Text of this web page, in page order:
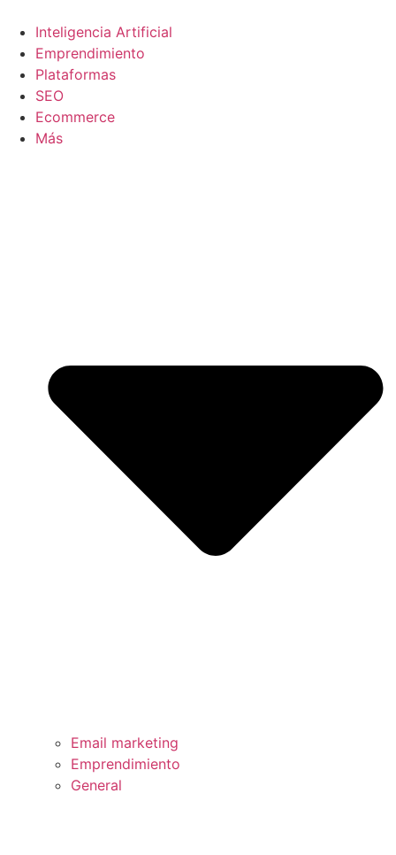
contenido
Inteligencia Artificial
Emprendimiento
Plataformas
SEO
Ecommerce
Más
Email marketing
Emprendimiento
General